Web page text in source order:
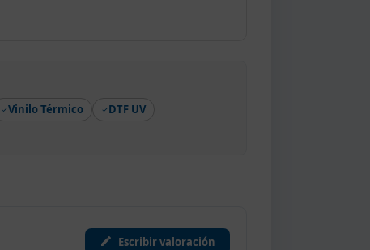
Vinilo Térmico
DTF UV
Escribir valoración